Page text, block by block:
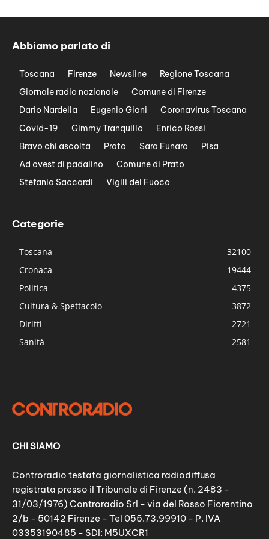
Abbiamo parlato di
Toscana Firenze Newsline
Regione Toscana
Giornale radio nazionale
Comune di Firenze
Dario Nardella
Eugenio Giani
Coronavirus Toscana
Covid-19
Gimmy Tranquillo
Enrico Rossi
Bravo chi ascolta
Prato Sara Funaro
Pisa
Ad ovest di padalino
Comune di Prato
Stefania Saccardi
Vigili del Fuoco
Categorie
Toscana
32100
Cronaca
19444
Politica
4375
Cultura & Spettacolo
3872
Diritti
2721
Sanità
2581
CHI SIAMO
Controradio testata giornalistica radiodiffusa
registrata presso il Tribunale di Firenze (n. 2483 -
31/03/1976) Controradio Srl - via del Rosso Fiorentino
2/b - 50142 Firenze - Tel 055.73.99910 - P. IVA
03353190485 - SDI: M5UXCR1